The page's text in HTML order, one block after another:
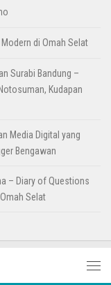
di Omah Selat
Surabi Bandung –
Kudapan
Media Digital yang
Bengawan
– Diary of Questions
Selat